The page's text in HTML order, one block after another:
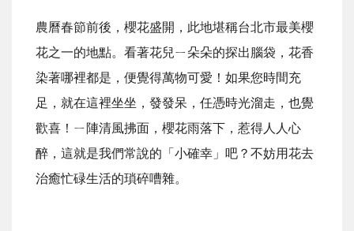
農曆春節前後，櫻花盛開，此地堪稱台北市最美櫻
花之一的地點。看著花兒ㄧ朵朵的探出腦袋，花香
染著哪裡都是，便覺得萬物可愛！如果您時間充
足，就在這裡坐坐，發發呆，任憑時光溜走，也覺
歡喜！ㄧ陣清風拂面，櫻花雨落下，惹得人人心
醉，這就是我們常說的「小確幸」吧？不妨用花去
治癒忙碌生活的瑣碎嘈雜。